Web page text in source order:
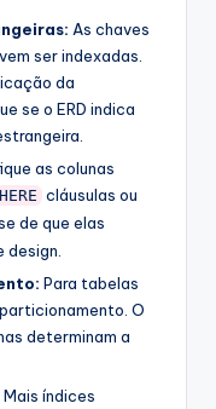
As chaves
ser indexadas.
da
se o ERD indica
as colunas
cláusulas ou
de que elas
design.
Para tabelas
O
determinam a
Mais índices